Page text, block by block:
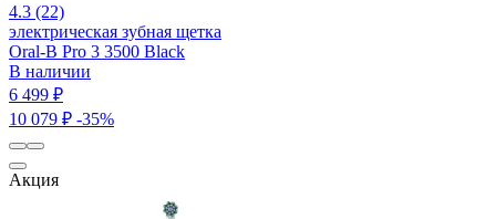
4.3 (22)
электрическая зубная щетка
Oral-B Pro 3 3500 Black
В наличии
6 499 ₽
10 079 ₽ -35%
Акция